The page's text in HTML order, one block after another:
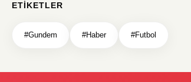
ETIKETLER
#Gundem #Haber #Futbol